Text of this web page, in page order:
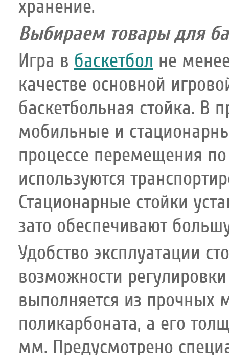
хранение.
Выбираем товары для
Игра в баскетбол не
качестве основной
баскетбольная стойка. В
мобильные и
процессе перемещения
используются
Стационарные стойки
зато обеспечивают
Удобство эксплуатации
возможности
выполняется из прочных
поликарбоната, а его
мм. Предусмотрено